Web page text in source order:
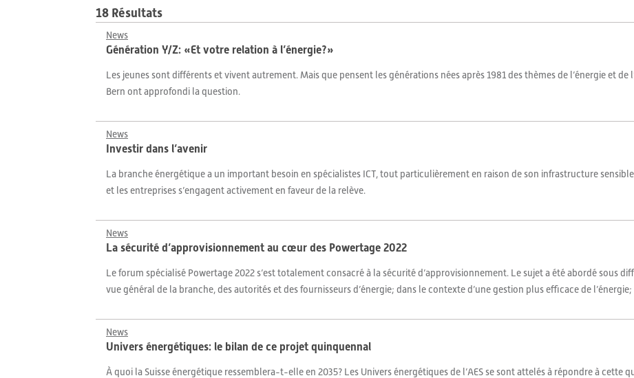
18 Résultats
News
Génération Y/Z: «Et votre relation à l’énergie?»
Les jeunes sont différents et vivent autrement. Mais que pensent les générations nées après 1981 des thèmes de l’énergie et de
Bern ont approfondi la question.
News
Investir dans l’avenir
La branche énergétique a un important besoin en spécialistes ICT, tout particulièrement en raison de son infrastructure
et les entreprises s’engagent activement en faveur de la relève.
News
La sécurité d’approvisionnement au cœur des Powertage 2022
Le forum spécialisé Powertage 2022 s’est totalement consacré à la sécurité d’approvisionnement. Le sujet a été abordé sous
vue général de la branche, des autorités et des fournisseurs d’énergie; dans le contexte d’une gestion plus efficace de l’énergie;
News
Univers énergétiques: le bilan de ce projet quinquennal
À quoi la Suisse énergétique ressemblera-t-elle en 2035? Les Univers énergétiques de l’AES se sont attelés à répondre à cette